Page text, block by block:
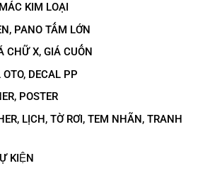
KIM LOẠI
PANO TẤM LỚN
CHỮ X, GIÁ CUỐN
DECAL PP
POSTER
LỊCH, TỜ RƠI, TEM NHÃN, TRANH
KIỆN